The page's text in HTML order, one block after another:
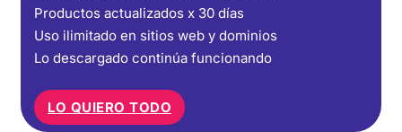
Productos actualizados x 30 días
Uso ilimitado en sitios web y dominios
Lo descargado continúa funcionando
LO QUIERO TODO